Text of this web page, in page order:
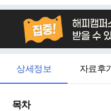
상세정보 자료후기
목차